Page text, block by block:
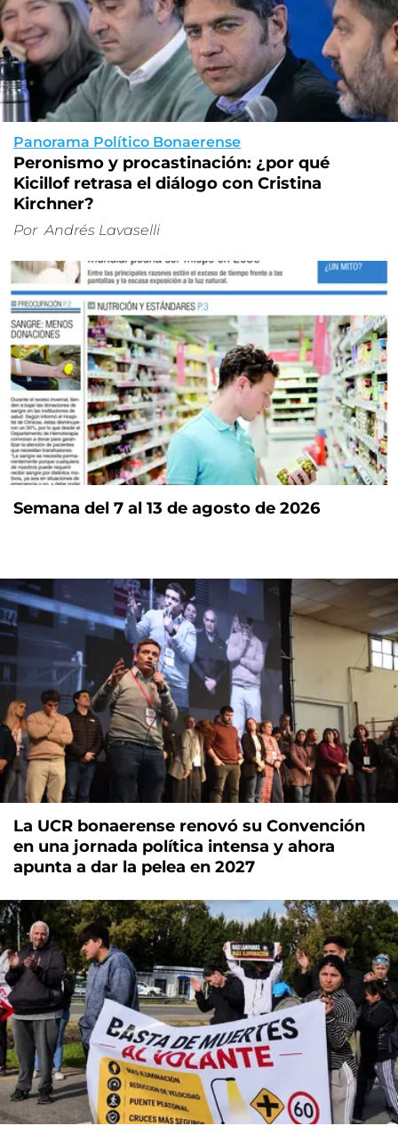
Panorama Político Bonaerense
Peronismo y procastinación: ¿por qué
Kicillof retrasa el diálogo con Cristina
Kirchner?
Por Andrés Lavaselli
Semana del 7 al 13 de agosto de 2026
La UCR bonaerense renovó su Convención
en una jornada política intensa y ahora
apunta a dar la pelea en 2027